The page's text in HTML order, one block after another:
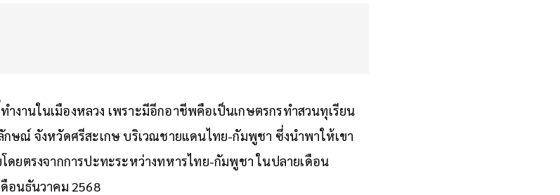
งานในเมืองหลวง เพราะมีอีกอาชีพคือเป็นเกษตรกรทำสวนทุเรียน
ษณ์ จังหวัดศรีสะเกษ บริเวณชายแดนไทย-กัมพูชา ซึ่งนำพาให้เขา
ดยตรงจากการปะทะระหว่างทหารไทย-กัมพูชา ในปลายเดือน
อนธันวาคม 2568